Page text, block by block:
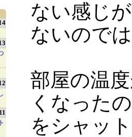
ない感じ
ないので
部屋の温
くなった
をシャッ